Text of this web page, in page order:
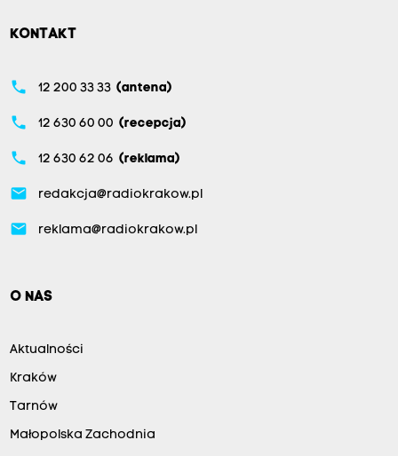
KONTAKT
phone 12 200 33 33 (antena)
phone 12 630 60 00 (recepcja)
phone 12 630 62 06 (reklama)
email redakcja@radiokrakow.pl
email reklama@radiokrakow.pl
O NAS
Aktualności
Kraków
Tarnów
Małopolska Zachodnia